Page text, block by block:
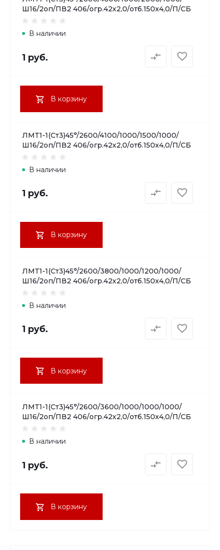
Ш16/2оп/ПВ2 406/огр.42х2,0/отб.150х4,0/П/СБ
В наличии
1 руб.
В корзину
ЛМТ1-1(Ст3)45°/2600/4100/1000/1500/1000/
Ш16/2оп/ПВ2 406/огр.42х2,0/отб.150х4,0/П/СБ
В наличии
1 руб.
В корзину
ЛМТ1-1(Ст3)45°/2600/3800/1000/1200/1000/
Ш16/2оп/ПВ2 406/огр.42х2,0/отб.150х4,0/П/СБ
В наличии
1 руб.
В корзину
ЛМТ1-1(Ст3)45°/2600/3600/1000/1000/1000/
Ш16/2оп/ПВ2 406/огр.42х2,0/отб.150х4,0/П/СБ
В наличии
1 руб.
В корзину